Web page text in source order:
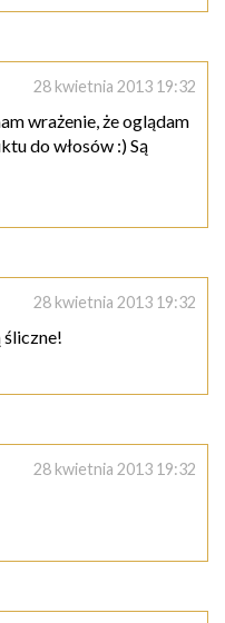
28 kwietnia 2013 19:32
wrażenie, że oglądam
do włosów :) Są
28 kwietnia 2013 19:32
śliczne!
28 kwietnia 2013 19:32